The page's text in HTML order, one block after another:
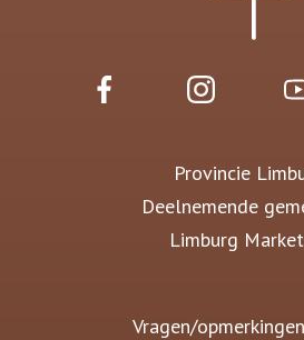
Provincie
Deelnemende
Limburg
Vragen/